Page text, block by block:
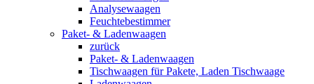
Analysewaagen
Feuchtebestimmer
Paket- & Ladenwaagen
zurück
Paket- & Ladenwaagen
Tischwaagen für Pakete, Laden Tischwaage